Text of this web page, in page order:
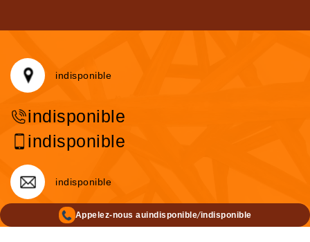
indisponible
indisponible
indisponible
indisponible
Appelez-nous auindisponible/indisponible